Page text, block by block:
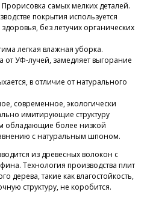
самых мелких деталей.
покрытия используется
без летучих органических
легкая влажная уборка.
от УФ-лучей, замедляет выгорание
в отличие от натурального
современное, экологически
имитирующие структуру
обладающие более низкой
с натуральным шпоном.
из древесных волокон с
Технология производства плит
дерева, такие как влагостойкость,
структуру, не коробится.